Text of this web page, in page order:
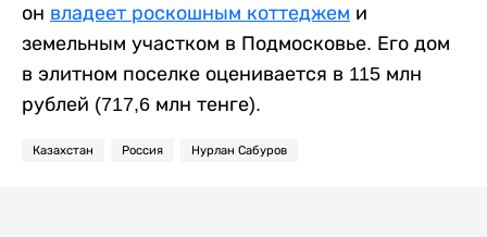
он владеет роскошным коттеджем и
земельным участком в Подмосковье. Его дом
в элитном поселке оценивается в 115 млн
рублей (717,6 млн тенге).
Казахстан Россия Нурлан Сабуров